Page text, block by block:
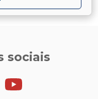
sociais